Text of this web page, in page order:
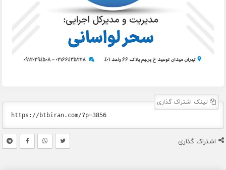
لینک اشتراک گذاری
اشتراک گذاری